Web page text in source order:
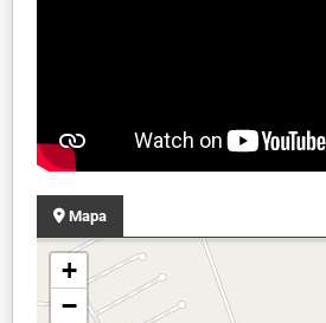
Mapa
+
−